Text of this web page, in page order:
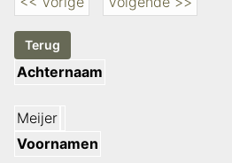
Achternaam
Meijer
Voornamen